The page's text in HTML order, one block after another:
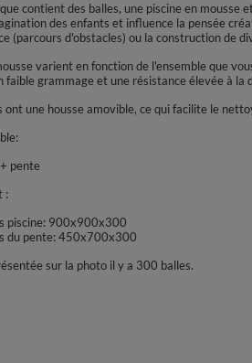
contient des balles, une piscine en mousse
des enfants et influence la pensée
(parcours d'obstacles) ou la construction de
varient en fonction de l'ensemble que
faible grammage et une résistance élevée à la
ont une housse amovible, ce qui facilite le
pente
:
piscine: 900x900x300
du pente: 450x700x300
sur la photo il y a 300 balles.